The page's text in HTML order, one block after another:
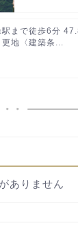
駅まで徒歩6分
地〈建築条...
ありません